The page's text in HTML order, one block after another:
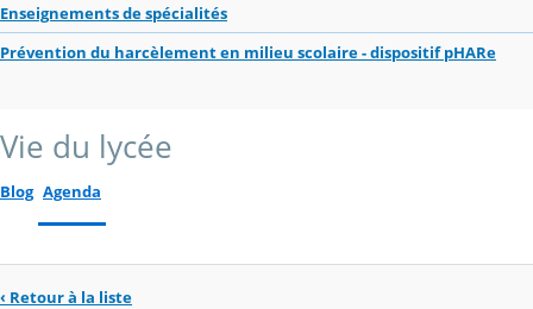
Enseignements de spécialités
Prévention du harcèlement en milieu scolaire - dispositif pHARe
Vie du lycée
Blog Agenda
‹ Retour à la liste